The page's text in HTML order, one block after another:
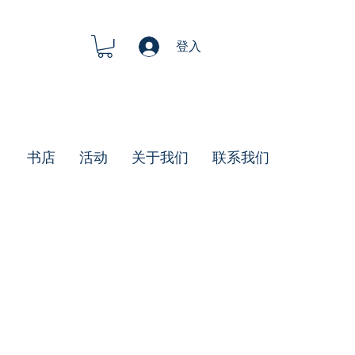
登入
书店 活动 关于我们 联系我们